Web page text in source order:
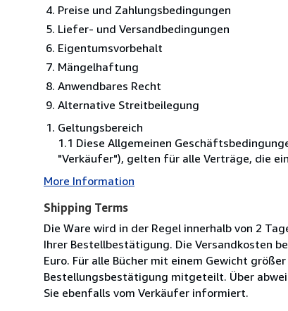
Preise und Zahlungsbedingungen
Liefer- und Versandbedingungen
Eigentumsvorbehalt
Mängelhaftung
Anwendbares Recht
Alternative Streitbeilegung
Geltungsbereich
1.1 Diese Allgemeinen
"Verkäufer"), gelten für alle Verträge, die
More Information
Shipping Terms
Die Ware wird in der Regel innerhalb von 2
Ihrer Bestellbestätigung. Die Versandkosten
Euro. Für alle Bücher mit einem Gewicht
Bestellungsbestätigung mitgeteilt. Über
Sie ebenfalls vom Verkäufer informiert.